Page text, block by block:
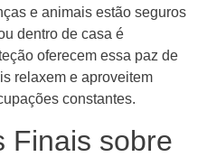
e animais estão seguros
dentro de casa é
oferecem essa paz de
relaxem e aproveitem
constantes.
Finais sobre